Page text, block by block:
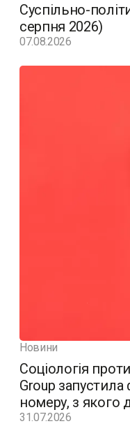
Суспільно-
серпня 2026)
07.08.2026
Новини
Соціологія
Group
номеру, з якого
31.07.2026